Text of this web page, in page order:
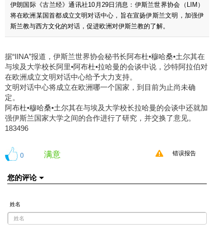
伊朗国际《古兰经》通讯社10月29日消息：伊斯兰世界协会（LIM）
将在欧洲某国首都成立文明对话中心，旨在宣扬伊斯兰文明，加强伊
斯兰教与西方文化的对话，促进欧洲对伊斯兰教的了解。
据“IINA”报道，伊斯兰世界协会秘书长阿布杜•穆哈桑•土尔其在
与埃及大学校长阿里•阿布杜•拉哈曼的会谈中说，沙特阿拉伯对
在欧洲成立文明对话中心给予大力支持。
文明对话中心将成立在欧洲哪一个国家，到目前为止尚未确
定。
阿布杜•穆哈桑•土尔其在与埃及大学校长拉哈曼的会谈中还就加
强伊斯兰国家大学之间的合作进行了研究，并交换了意见。
183496
0 满意 错误报告
您的评论
姓名